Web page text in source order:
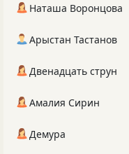
Наташа Воронцова
Арыстан Тастанов
Двенадцать струн
Амалия Сирин
Демура